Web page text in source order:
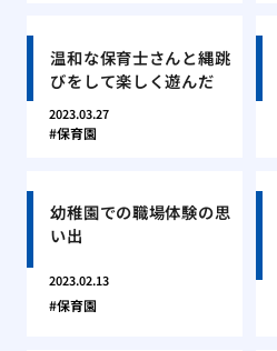
温和な保育士さんと縄跳
びをして楽しく遊んだ
2023.03.27
保育園
幼稚園での職場体験の思
い出
2023.02.13
保育園